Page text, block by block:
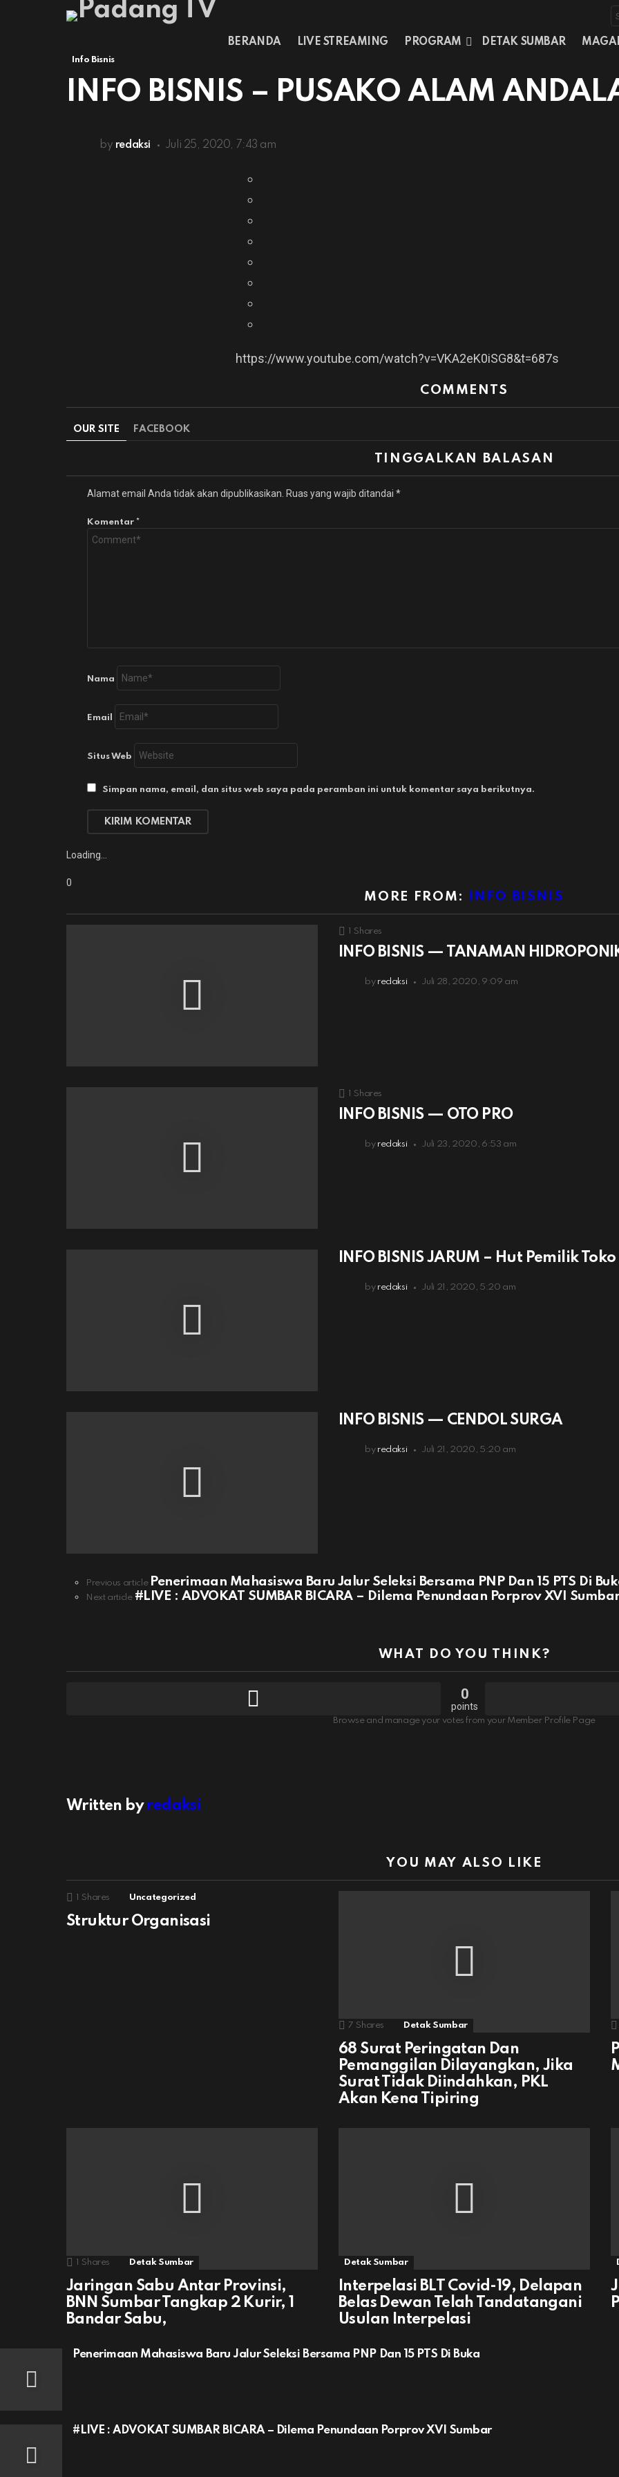
BERANDA LIVE STREAMING PROGRAM DETAK SUMBAR
Info Bisnis
INFO BISNIS – PUSAKO ALAM
by redaksi Juli 25, 2020, 7:43 am
https://www.youtube.com/watch?v=VKA2eK0iSG8&t=687s
COMMENTS
OUR SITE FACEBOOK
TINGGALKAN BALASAN
Alamat email Anda tidak akan dipublikasikan. Ruas yang wajib ditandai *
Komentar *
Nama
Email
Situs Web
Simpan nama, email, dan situs web saya pada peramban ini untuk komentar saya berikutnya.
Loading…
0
MORE FROM: INFO BISNIS
Shares
INFO BISNIS — TANAMAN
by redaksi Juli 28, 2020, 9:09 am
Shares
INFO BISNIS — OTO PRO
by redaksi Juli 23, 2020, 6:53 am
INFO BISNIS JARUM – Hut Pemilik
by redaksi Juli 21, 2020, 5:20 am
INFO BISNIS — CENDOL SURGA
by redaksi Juli 21, 2020, 5:20 am
See
more
Previous article Penerimaan Mahasiswa Baru Jalur Seleksi Bersama PNP Dan 15 PTS Di
Next article #LIVE : ADVOKAT SUMBAR BICARA – Dilema Penundaan Porprov XVI
WHAT DO YOU THINK?
0
points
Browse and manage your votes from your Member Profile Page
Written by redaksi
YOU MAY ALSO LIKE
Shares Uncategorized
Struktur Organisasi
7 Shares Detak Sumbar
68 Surat Peringatan Dan
Pemanggilan Dilayangkan, Jika
Surat Tidak Diindahkan, PKL
Akan Kena Tipiring
Shares Detak Sumbar
Jaringan Sabu Antar Provinsi,
BNN Sumbar Tangkap 2 Kurir, 1
Bandar Sabu,
Detak Sumbar
Interpelasi BLT Covid-19, Delapan
Belas Dewan Telah Tandatangani
Usulan Interpelasi
Penerimaan Mahasiswa Baru Jalur Seleksi Bersama PNP Dan 15 PTS Di Buka
#LIVE : ADVOKAT SUMBAR BICARA – Dilema Penundaan Porprov XVI Sumbar